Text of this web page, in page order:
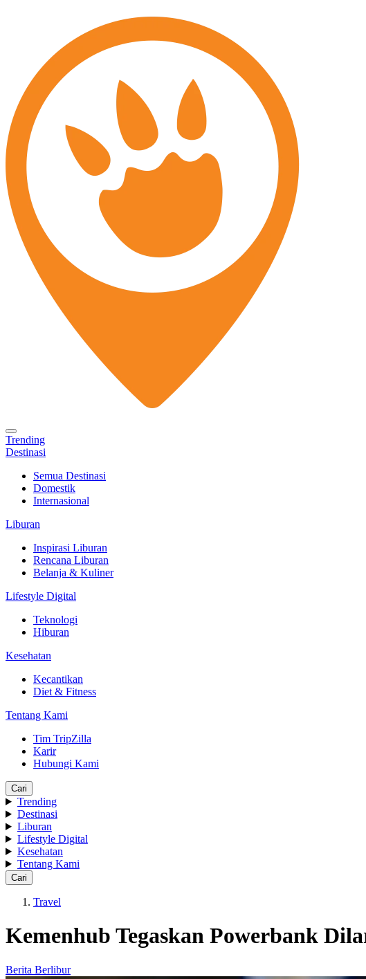
Trending
Destinasi
Semua Destinasi
Domestik
Internasional
Liburan
Inspirasi Liburan
Rencana Liburan
Belanja & Kuliner
Lifestyle Digital
Teknologi
Hiburan
Kesehatan
Kecantikan
Diet & Fitness
Tentang Kami
Tim TripZilla
Karir
Hubungi Kami
Cari
Trending
Destinasi
Liburan
Lifestyle Digital
Kesehatan
Tentang Kami
Cari
Travel
Kemenhub Tegaskan Powerbank
Berita Berlibur